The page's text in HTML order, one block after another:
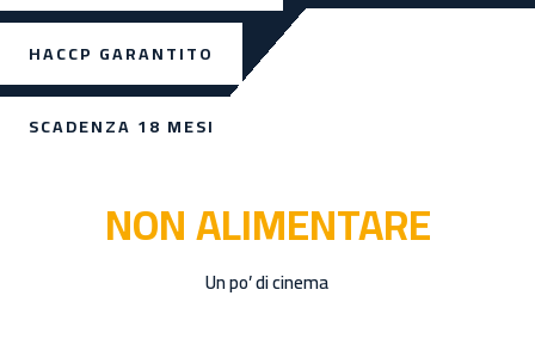
HACCP GARANTITO
SCADENZA 18 MESI
NON ALIMENTARE
Un po’ di cinema